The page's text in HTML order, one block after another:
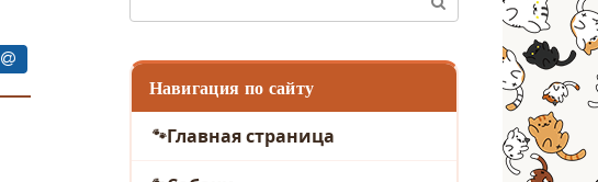
Навигация по сайту
Главная страница